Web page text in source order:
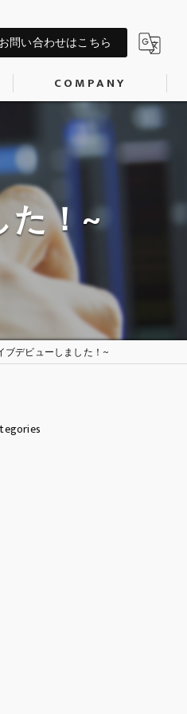
お問い合わせはこちら
キャスティング
ン」
COMPANY
会社概要
た！~
ブデビューしました！~